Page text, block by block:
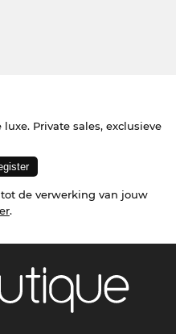
Private sales, exclusieve
de verwerking van jouw
.